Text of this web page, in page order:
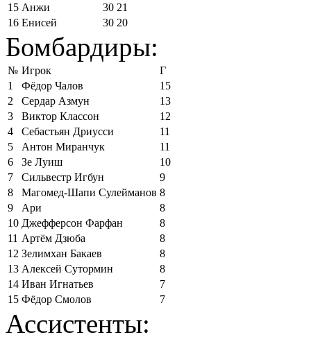
15 Анжи 30 21
16 Енисей 30 20
Бомбардиры:
№ Игрок
Г
1
Фёдор Чалов
15
2
Сердар Азмун
13
3
Виктор Классон
12
4
Себастьян Дриусси
11
5
Антон Миранчук
11
6
Зе Луиш
10
7
Сильвестр Игбун
9
8
Магомед-Шапи Сулейманов 8
9
Ари
8
10 Джефферсон Фарфан
8
11 Артём Дзюба
8
12 Зелимхан Бакаев
8
13 Алексей Сутормин
8
14 Иван Игнатьев
7
15 Фёдор Смолов 7
Ассистенты: